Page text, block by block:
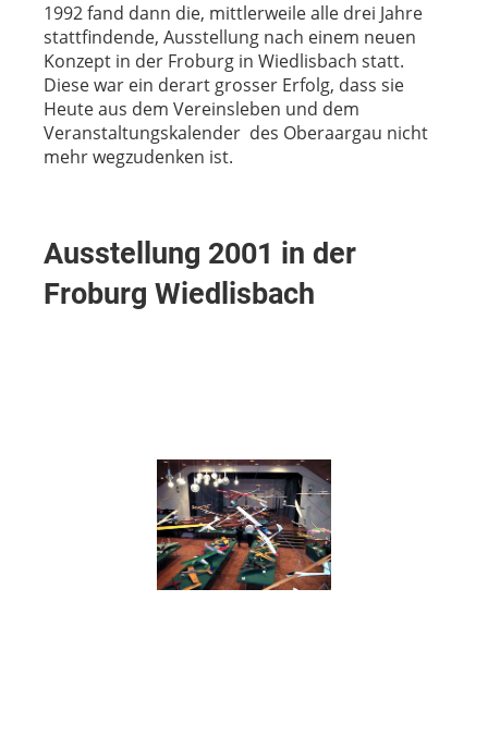
1992 fand dann die, mittlerweile alle drei Jahre
stattfindende, Ausstellung nach einem neuen
Konzept in der Froburg in Wiedlisbach statt.
Diese war ein derart grosser Erfolg, dass sie
Heute aus dem Vereinsleben und dem
Veranstaltungskalender des Oberaargau nicht
mehr wegzudenken ist.
Ausstellung 2001 in der
Froburg Wiedlisbach